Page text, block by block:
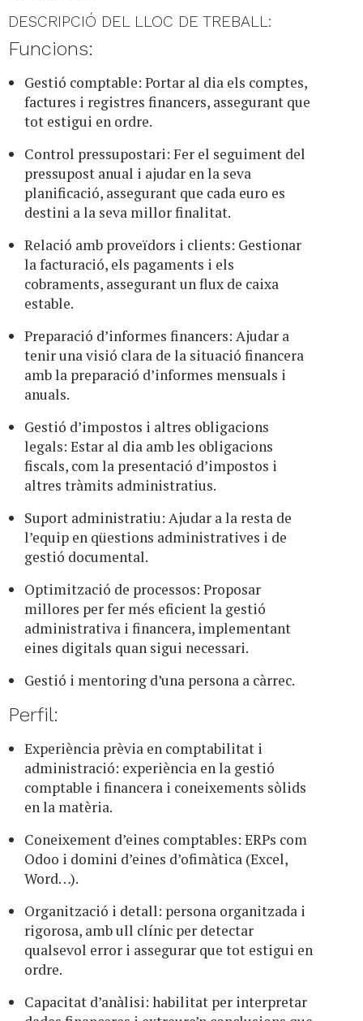
DESCRIPCIÓ DEL LLOC DE TREBALL:
Funcions:
Gestió comptable: Portar al dia els comptes,
factures i registres financers, assegurant que
tot estigui en ordre.
Control pressupostari: Fer el seguiment del
pressupost anual i ajudar en la seva
planificació, assegurant que cada euro es
destini a la seva millor finalitat.
Relació amb proveïdors i clients: Gestionar
la facturació, els pagaments i els
cobraments, assegurant un flux de caixa
estable.
Preparació d’informes financers: Ajudar a
tenir una visió clara de la situació financera
amb la preparació d’informes mensuals i
anuals.
Gestió d’impostos i altres obligacions
legals: Estar al dia amb les obligacions
fiscals, com la presentació d’impostos i
altres tràmits administratius.
Suport administratiu: Ajudar a la resta de
l’equip en qüestions administratives i de
gestió documental.
Optimització de processos: Proposar
millores per fer més eficient la gestió
administrativa i financera, implementant
eines digitals quan sigui necessari.
Gestió i mentoring d’una persona a càrrec.
Perfil:
Experiència prèvia en comptabilitat i
administració: experiència en la gestió
comptable i financera i coneixements sòlids
en la matèria.
Coneixement d’eines comptables: ERPs com
Odoo i domini d’eines d’ofimàtica (Excel,
Word…).
Organització i detall: persona organitzada i
rigorosa, amb ull clínic per detectar
qualsevol error i assegurar que tot estigui en
ordre.
Capacitat d’anàlisi: habilitat per interpretar